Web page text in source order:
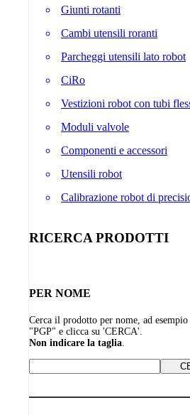
Giunti rotanti
Cambi utensili roranti
Parcheggi utensili lato robot
CiRo
Vestizioni robot con tubi
Moduli valvole
Componenti e accessori
Utensili robot
Calibrazione robot di
RICERCA PRODOTTI
PER NOME
Cerca il prodotto per nome, ad esempio
"PGP" e clicca su 'CERCA'.
Non indicare la taglia.